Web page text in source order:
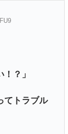
？」
てトラブル